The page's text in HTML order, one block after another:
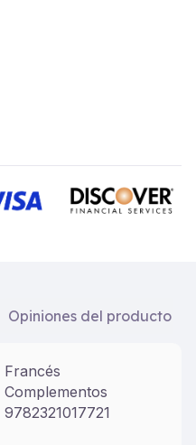
Opiniones del producto
Francés
Complementos
9782321017721